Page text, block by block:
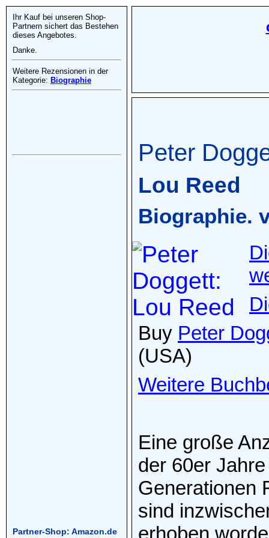
Peter
Lou Reed
Biographie.
Buy Peter
(USA)
Weitere
Eine große
der 60er
Generationen
sind
Ihr Kauf bei unseren Shop-
Partnern sichert das Bestehen
dieses Angebotes.
Danke.
Weitere Rezensionen in der
Kategorie: Biographie
Partner-Shop: Amazon.de